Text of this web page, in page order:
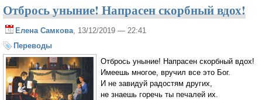
Отбрось уныние! Напрасен скорбный вдох!
Елена Самкова , 13/12/2019 — 22:41
Переводы
Отбрось уныние! Напрасен скорбный вдох!
Имеешь многое, вручил все это Бог.
И не завидуй радостям других,
не знаешь горечь ты печалей их.